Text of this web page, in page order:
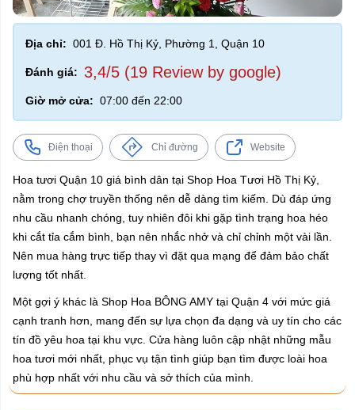
Địa chỉ: 001 Đ. Hồ Thị Kỷ, Phường 1, Quận 10
Đánh giá: 3,4/5 (19 Review by google)
Giờ mở cửa: 07:00 đến 22:00
Điện thoại Chỉ đường Website
Hoa tươi Quận 10 giá bình dân tại Shop Hoa Tươi Hồ Thị Kỷ,
nằm trong chợ truyền thống nên dễ dàng tìm kiếm. Dù đáp ứng
nhu cầu nhanh chóng, tuy nhiên đôi khi gặp tình trạng hoa héo
khi cắt tỉa cắm bình, bạn nên nhắc nhở và chỉ chỉnh một vài lần.
Nên mua hàng trực tiếp thay vì đặt qua mạng để đảm bảo chất
lượng tốt nhất.
Một gợi ý khác là Shop Hoa BÔNG AMY tại Quận 4 với mức giá
cạnh tranh hơn, mang đến sự lựa chọn đa dạng và uy tín cho các
tín đồ yêu hoa tại khu vực. Cửa hàng luôn cập nhật những mẫu
hoa tươi mới nhất, phục vụ tận tình giúp bạn tìm được loài hoa
phù hợp nhất với nhu cầu và sở thích của mình.